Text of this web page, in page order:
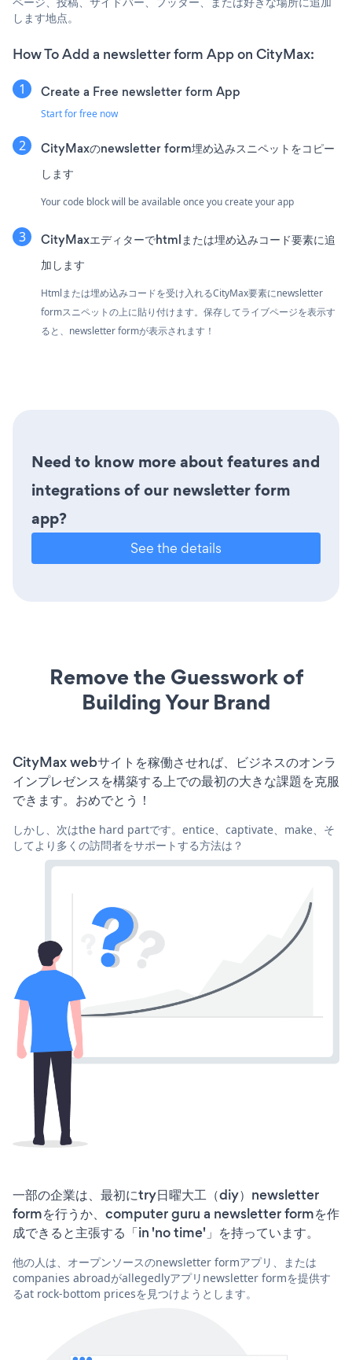
します地点。
How To Add a newsletter form App on CityMax:
Create a Free newsletter form App
Start for free now
CityMaxのnewsletter form埋め込みスニペットをコピー
します
Your code block will be available once you create your app
CityMaxエディターでhtmlまたは埋め込みコード要素に追
加します
Htmlまたは埋め込みコードを受け入れるCityMax要素にnewsletter
formスニペットの上に貼り付けます。保存してライブページを表示す
ると、newsletter formが表示されます！
Need to know more about features and
integrations of our newsletter form
app?
See the details
Remove the Guesswork of
Building Your Brand
CityMax webサイトを稼働させれば、ビジネスのオンラ
インプレゼンスを構築する上での最初の大きな課題を克服
できます。おめでとう！
しかし、次はthe hard partです。entice、captivate、make、そ
してより多くの訪問者をサポートする方法は？
一部の企業は、最初にtry日曜大工（diy）newsletter
formを行うか、computer guru a newsletter formを作
成できると主張する「in 'no time'」を持っています。
他の人は、オープンソースのnewsletter formアプリ、または
companies abroadがallegedlyアプリnewsletter formを提供す
るat rock-bottom pricesを見つけようとします。